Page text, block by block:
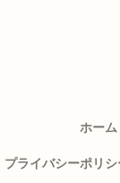
ホーム
プライバシーポリ